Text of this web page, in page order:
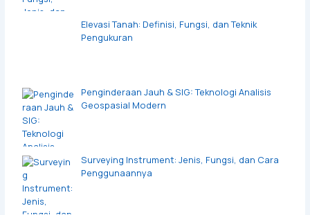
Elevasi Tanah: Definisi, Fungsi, dan Teknik
Pengukuran
Penginderaan Jauh & SIG: Teknologi Analisis
Geospasial Modern
Surveying Instrument: Jenis, Fungsi, dan Cara
Penggunaannya